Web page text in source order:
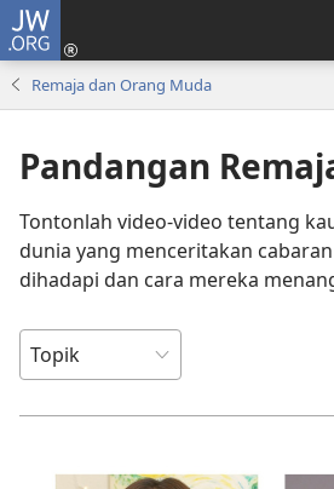
JW.ORG
Remaja dan Orang Muda
Pandangan
Tontonlah video-video tentang
dunia yang menceritakan
dihadapi dan cara mereka